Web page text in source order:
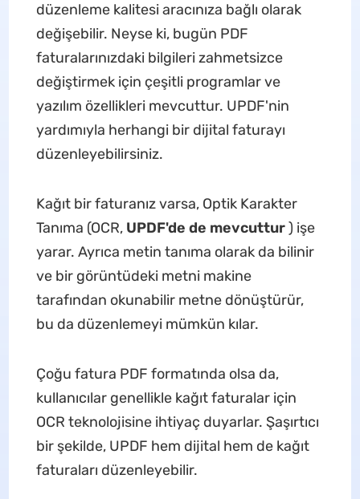
düzenleme kalitesi aracınıza bağlı olarak
değişebilir. Neyse ki, bugün PDF
faturalarınızdaki bilgileri zahmetsizce
değiştirmek için çeşitli programlar ve
yazılım özellikleri mevcuttur. UPDF'nin
yardımıyla herhangi bir dijital faturayı
düzenleyebilirsiniz.
Kağıt bir faturanız varsa, Optik Karakter
Tanıma (OCR, UPDF'de de mevcuttur) işe
yarar. Ayrıca metin tanıma olarak da bilinir
ve bir görüntüdeki metni makine
tarafından okunabilir metne dönüştürür,
bu da düzenlemeyi mümkün kılar.
Çoğu fatura PDF formatında olsa da,
kullanıcılar genellikle kağıt faturalar için
OCR teknolojisine ihtiyaç duyarlar. Şaşırtıcı
bir şekilde, UPDF hem dijital hem de kağıt
faturaları düzenleyebilir.